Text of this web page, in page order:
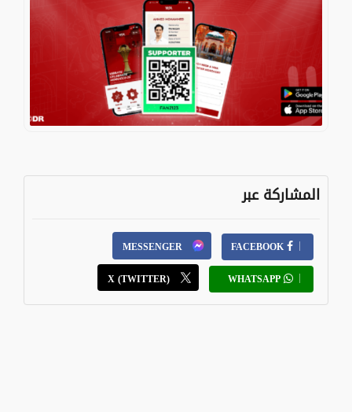
المشاركة عبر
FACEBOOK
MESSENGER
WHATSAPP
X (TWITTER)